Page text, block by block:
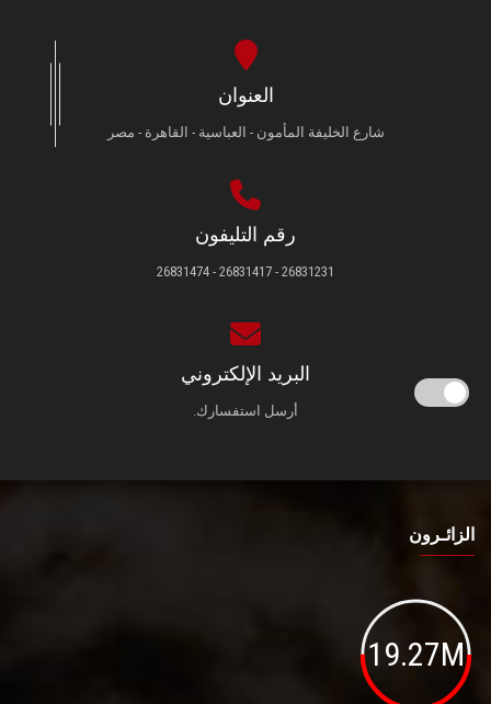
العنوان
شارع الخليفة المأمون - العباسية - القاهرة - مصر
رقم التليفون
26831231 - 26831417 - 26831474
البريد الإلكتروني
أرسل استفسارك.
الزائـرون
19.27M